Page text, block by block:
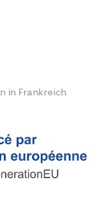
in Frankreich